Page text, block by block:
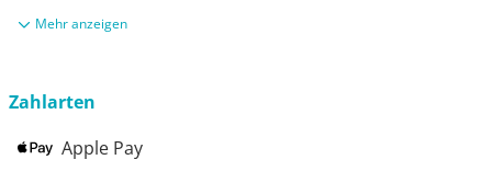
KMUs. Die daraus resultierenden Ergebnisse und
aus Mitteln des Europäischen Sozialfonds Plus und
anzeigen
Zahlarten
Apple Pay